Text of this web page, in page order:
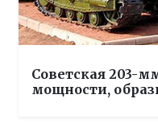
Советская 203-
мощности,